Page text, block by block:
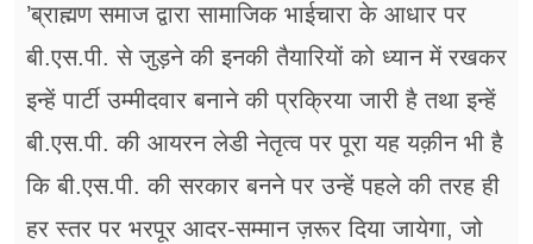
’ब्राह्मण समाज द्वारा सामाजिक भाईचारा के आधार पर
बी.एस.पी. से जुड़ने की इनकी तैयारियों को ध्यान में रखकर
इन्हें पार्टी उम्मीदवार बनाने की प्रक्रिया जारी है तथा इन्हें
बी.एस.पी. की आयरन लेडी नेतृत्व पर पूरा यह यक़ीन भी है
कि बी.एस.पी. की सरकार बनने पर उन्हें पहले की तरह ही
हर स्तर पर भरपूर आदर-सम्मान ज़रूर दिया जायेगा, जो